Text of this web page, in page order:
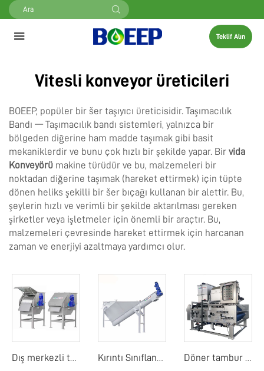
Teklif Alın
Vitesli konveyor üreticileri
BOEEP, popüler bir šer taşıyıcı üreticisidir. Taşımacılık
Bandı — Taşımacılık bandı sistemleri, yalnızca bir
bölgeden diğerine ham madde taşımak gibi basit
mekaniklerdir ve bunu çok hızlı bir şekilde yapar. Bir vida
Konveyörü makine türüdür ve bu, malzemeleri bir
noktadan diğerine taşımak (hareket ettirmek) için tüpte
dönen heliks şekilli bir šer bıçağı kullanan bir alettir. Bu,
şeylerin hızlı ve verimli bir şekilde aktarılması gereken
şirketler veya işletmeler için önemli bir araçtır. Bu,
malzemeleri çevresinde hareket ettirmek için harcanan
zaman ve enerjiyi azaltmaya yardımcı olur.
Dış merkezli tambur ekranı Kırıntı Sınıflandırıcı Döner tambur bant filtre basıncı